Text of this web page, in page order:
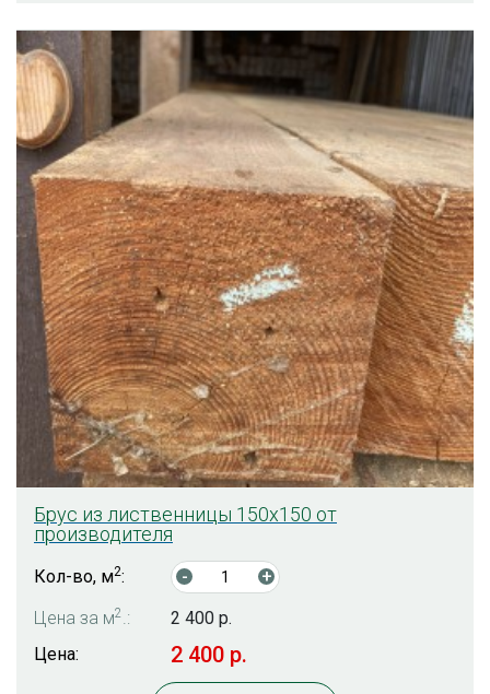
Брус из лиственницы 150х150 от
производителя
Кол-во, м2: -
+
Цена за м2.:
2 400 р.
Цена:
2 400 р.